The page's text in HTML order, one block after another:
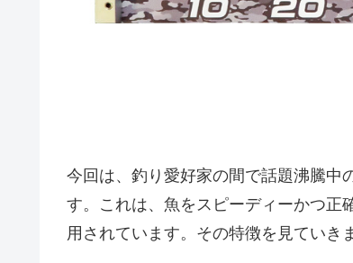
今回は、釣り愛好家の間で話題沸騰中
す。これは、魚をスピーディーかつ正
用されています。その特徴を見ていき